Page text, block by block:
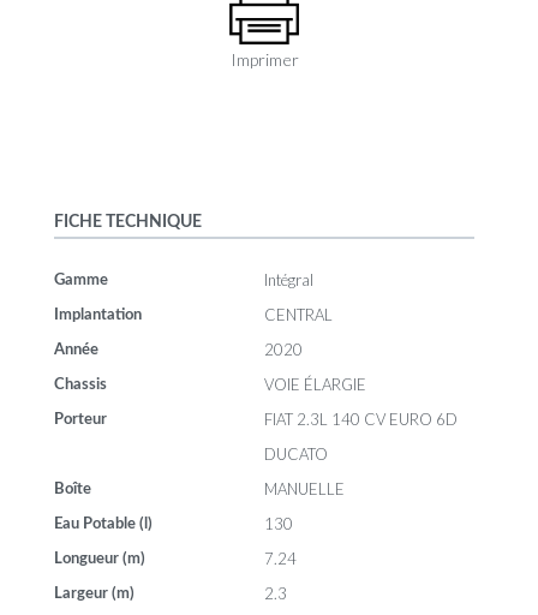
Imprimer
FICHE TECHNIQUE
Gamme Intégral
Implantation CENTRAL
Année 2020
Chassis VOIE ÉLARGIE
Porteur
FIAT 2.3L 140 CV EURO 6D
DUCATO
Boîte MANUELLE
Eau Potable (l) 130
Longueur (m) 7.24
Largeur (m) 2.3